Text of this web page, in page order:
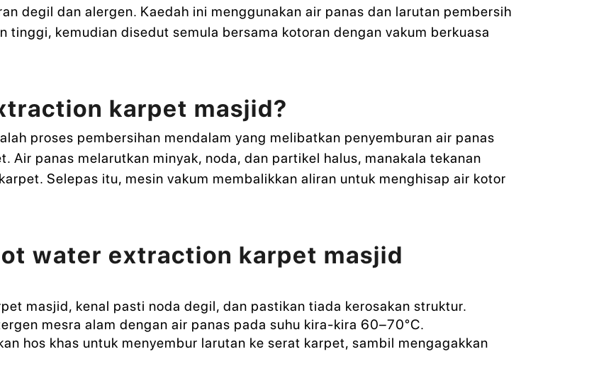
degil dan alergen. Kaedah ini menggunakan air panas dan larutan pembersih
tinggi, kemudian disedut semula bersama kotoran dengan vakum berkuasa
karpet masjid?
proses pembersihan mendalam yang melibatkan penyemburan air panas
Air panas melarutkan minyak, noda, dan partikel halus, manakala tekanan
Selepas itu, mesin vakum membalikkan aliran untuk menghisap air kotor
water extraction karpet masjid
masjid, kenal pasti noda degil, dan pastikan tiada kerosakan struktur.
mesra alam dengan air panas pada suhu kira-kira 60–70°C.
hos khas untuk menyembur larutan ke serat karpet, sambil mengagakkan